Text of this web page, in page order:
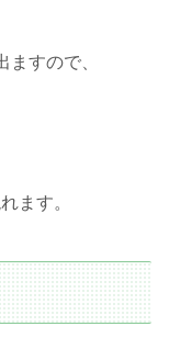
すので、
ます。